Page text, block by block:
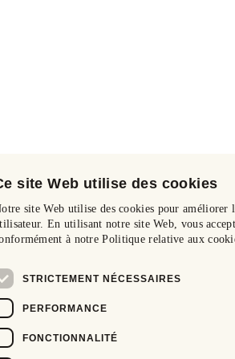
site Web utilise des cookies
site Web utilise des cookies pour améliorer
En utilisant notre site Web, vous
à notre Politique relative aux
STRICTEMENT NÉCESSAIRES
PERFORMANCE
FONCTIONNALITÉ